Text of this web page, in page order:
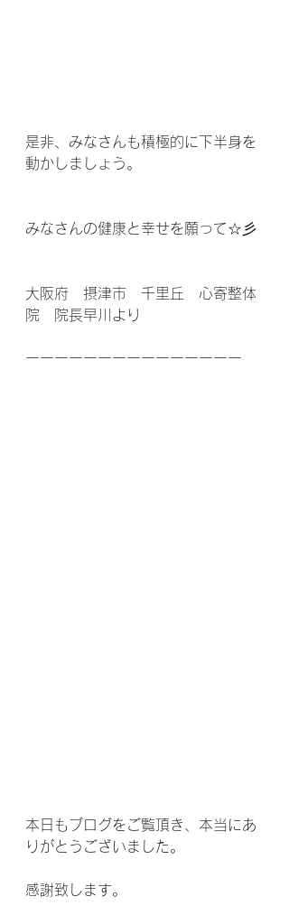
是非、みなさんも積極的に下半身を
動かしましょう。
みなさんの健康と幸せを願って☆彡
大阪府　摂津市　千里丘　心寄整体
院　院長早川より
ーーーーーーーーーーーーーーー
本日もブログをご覧頂き、本当にあ
りがとうございました。
感謝致します。